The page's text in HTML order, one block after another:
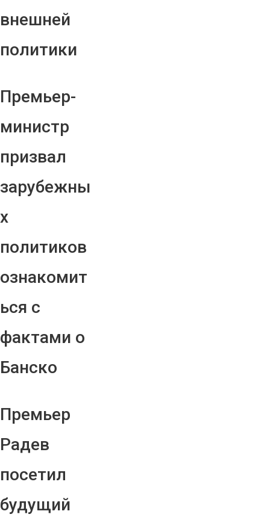
внешней
политики
Премьер-
министр
призвал
зарубежны
х
политиков
ознакомит
ься с
фактами о
Банско
Премьер
Радев
посетил
будущий